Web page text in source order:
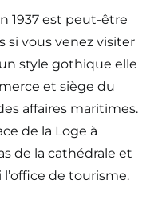
1937 est peut-être
si vous venez visiter
style gothique elle
et siège du
affaires maritimes.
de la Loge à
de la cathédrale et
de tourisme.